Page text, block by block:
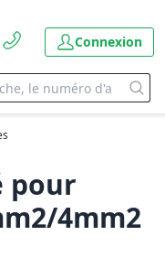
Connexion
pour
4mm2